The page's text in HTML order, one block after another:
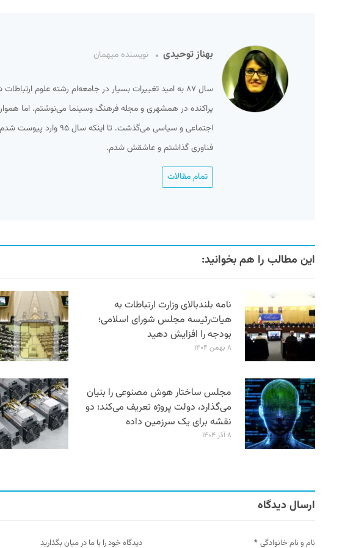
بهناز توحیدی نویسنده میهمان
سال ۸۷ به امید تغییرات بسیار در جامعه‌ام رشته علوم
پراکنده در همشهری و مجله فرهنگ وسینما می‌نوشتم. اما
اجتماعی و سیاسی می‌گذشت. تا
فناوری گذاشتم و عاشقش شدم.
تمام مقالات
این مطالب را هم بخوانید:
نامه بلندبالای وزارت ارتباطات به
هیات‌رئیسه مجلس شورای اسلامی؛
بودجه را افزایش دهید
۸ بهمن ۱۴۰۴
مجلس ساختار هوش مصنوعی را بنیان
می‌گذارد، دولت پروژه تعریف می‌کند؛ دو
نقشه برای یک سرزمین داده
۸ آذر ۱۴۰۴
ارسال دیدگاه
نام و نام خانوادگی * دیدگاه خود را با ما در میان بگذارید